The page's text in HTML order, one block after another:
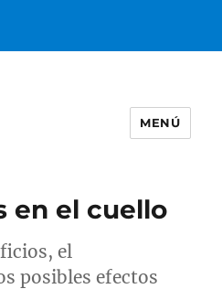
MENÚ
en el cuello
el
posibles efectos